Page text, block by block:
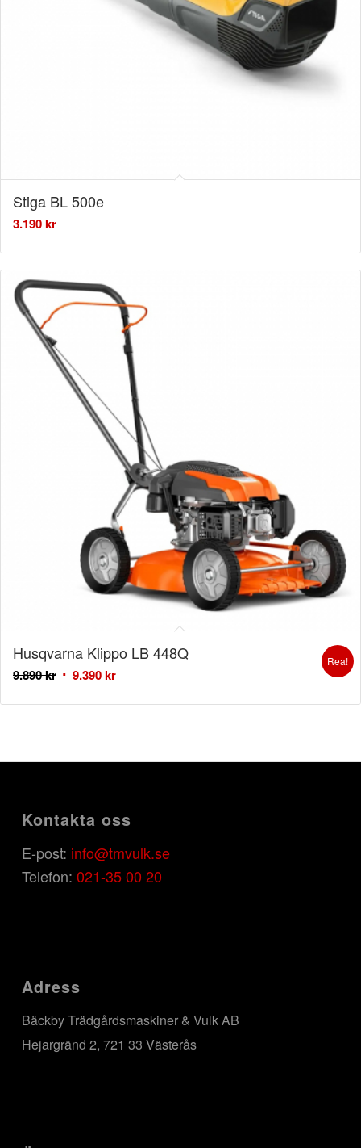
Stiga BL 500e
3.190kr
Husqvarna Klippo LB 448Q
9.890kr 9.390kr
Rea!
Kontakta oss
E-post: info@tmvulk.se
Telefon: 021-35 00 20
Adress
Bäckby Trädgårdsmaskiner & Vulk AB
Hejargränd 2, 721 33 Västerås